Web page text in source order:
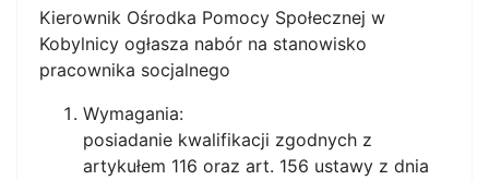
Kierownik Ośrodka Pomocy Społecznej w
Kobylnicy ogłasza nabór na stanowisko
pracownika socjalnego
Wymagania:
posiadanie kwalifikacji zgodnych z
artykułem 116 oraz art. 156 ustawy z dnia